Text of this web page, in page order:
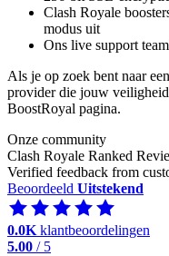
Clash Royale
modus uit
Ons live support
Als je op zoek bent naar
provider die jouw
BoostRoyal pagina.
Onze community
Clash Royale Ranked
Verified feedback from
Beoordeeld Uitstekend
0.0K klantbeoordelingen
5.00 / 5